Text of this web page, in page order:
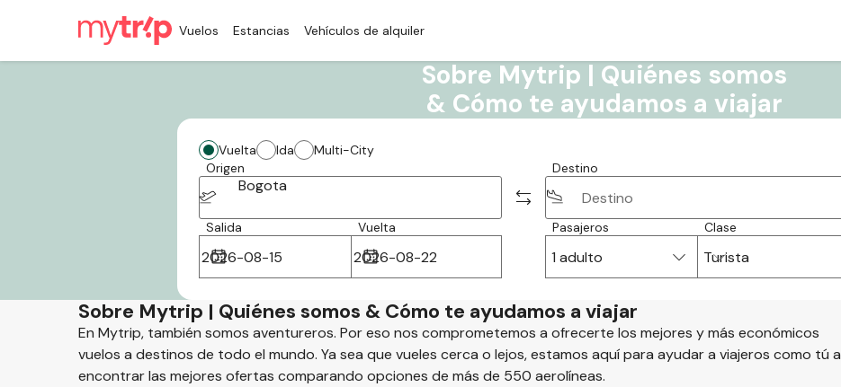
Vuelos Estancias Vehículos de alquiler
Sobre Mytrip | Quiénes somos
& Cómo te ayudamos a viajar
Vuelta Ida
Multi-City
Origen
Bogota
Destino
Salida Vuelta Pasajeros
1 adulto
Clase
Turista
Sobre Mytrip | Quiénes somos & Cómo te ayudamos a viajar
En Mytrip, también somos aventureros. Por eso nos comprometemos a ofrecerte los mejores y más económicos
vuelos a destinos de todo el mundo. Ya sea que vueles cerca o lejos, estamos aquí para ayudar a viajeros como tú a
encontrar las mejores ofertas comparando opciones de más de 550 aerolíneas.